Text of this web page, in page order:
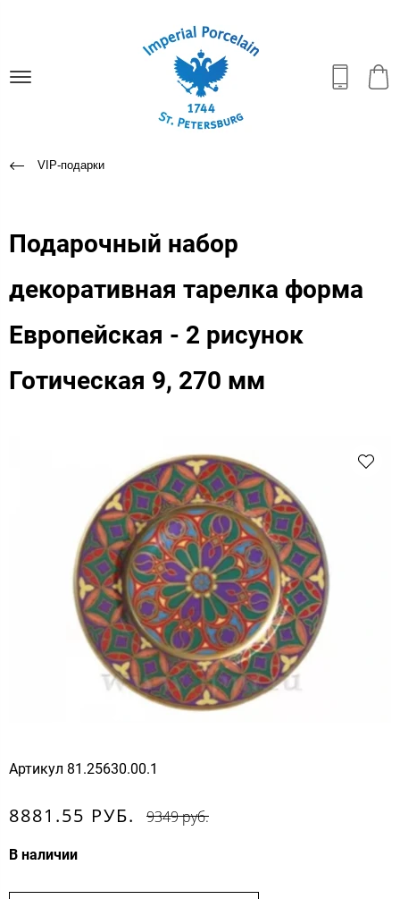
VIP-подарки
Подарочный набор
декоративная тарелка форма
Европейская - 2 рисунок
Готическая 9, 270 мм
Артикул 81.25630.00.1
8881.55 РУБ. 9349 руб.
В наличии